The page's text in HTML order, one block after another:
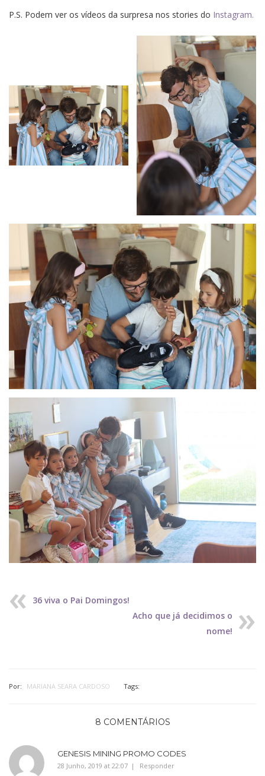
P.S. Podem ver os vídeos da surpresa nos stories do Instagram.
36 viva o Pai Domingos!
Acho que já decidimos o
nome!
Por: MARIANA SEARA CARDOSO Tags:
8 COMENTÁRIOS
GENESIS MINING PROMO CODES
28 Junho, 2019 at 22:07 Responder